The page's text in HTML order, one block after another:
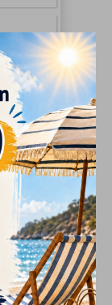
€32.00